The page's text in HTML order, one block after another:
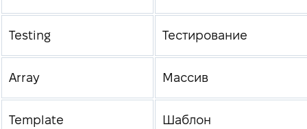
Testing Тестирование
Array Массив
Template Шаблон